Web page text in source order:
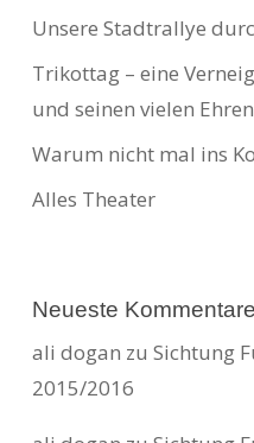
Unsere Stadtrallye
Trikottag – eine
und seinen vielen
Warum nicht mal ins
Alles Theater
Neueste Kommentare
ali dogan zu Sichtung
2015/2016